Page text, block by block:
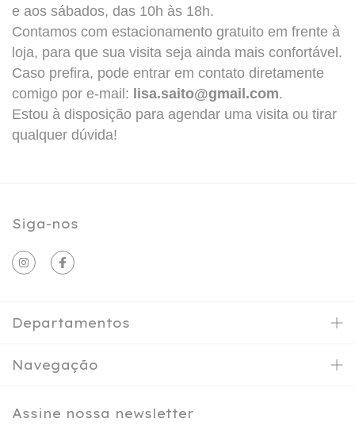
e aos sábados, das 10h às 18h.
Contamos com estacionamento gratuito em frente à
loja, para que sua visita seja ainda mais confortável.
Caso prefira, pode entrar em contato diretamente
comigo por e-mail: lisa.saito@gmail.com.
Estou à disposição para agendar uma visita ou tirar
qualquer dúvida!
Siga-nos
Departamentos
Navegação
Assine nossa newsletter